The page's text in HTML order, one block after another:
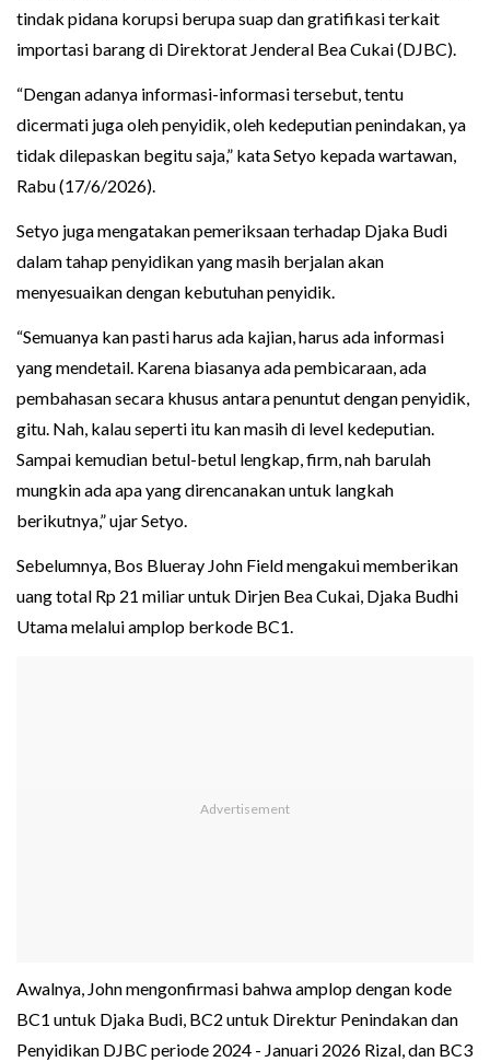
tindak pidana korupsi berupa suap dan gratifikasi terkait
importasi barang di Direktorat Jenderal Bea Cukai (DJBC).
“Dengan adanya informasi-informasi tersebut, tentu
dicermati juga oleh penyidik, oleh kedeputian penindakan, ya
tidak dilepaskan begitu saja,” kata Setyo kepada wartawan,
Rabu (17/6/2026).
Setyo juga mengatakan pemeriksaan terhadap Djaka Budi
dalam tahap penyidikan yang masih berjalan akan
menyesuaikan dengan kebutuhan penyidik.
“Semuanya kan pasti harus ada kajian, harus ada informasi
yang mendetail. Karena biasanya ada pembicaraan, ada
pembahasan secara khusus antara penuntut dengan penyidik,
gitu. Nah, kalau seperti itu kan masih di level kedeputian.
Sampai kemudian betul-betul lengkap, firm, nah barulah
mungkin ada apa yang direncanakan untuk langkah
berikutnya,” ujar Setyo.
Sebelumnya, Bos Blueray John Field mengakui memberikan
uang total Rp 21 miliar untuk Dirjen Bea Cukai, Djaka Budhi
Utama melalui amplop berkode BC1.
Awalnya, John mengonfirmasi bahwa amplop dengan kode
BC1 untuk Djaka Budi, BC2 untuk Direktur Penindakan dan
Penyidikan DJBC periode 2024 - Januari 2026 Rizal, dan BC3